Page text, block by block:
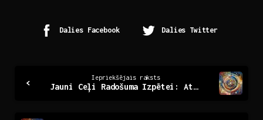
Dalies Facebook Dalies Twitter
Reading
Iepriekšējais raksts
Jauni Ceļi Radošuma Izpētei: Atklājiet neierastās iespējas